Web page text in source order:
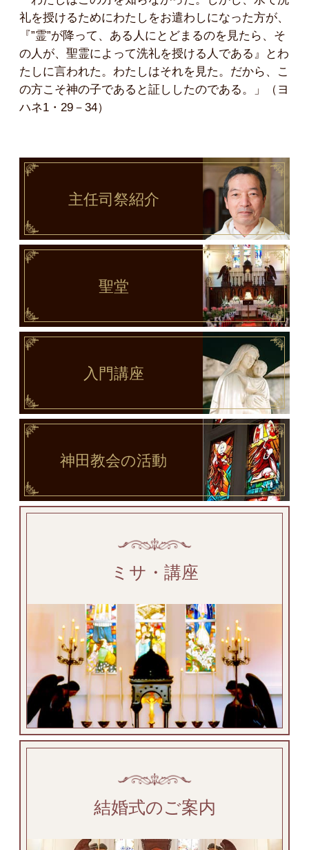
礼を授けるためにわたしをお遣わしになった方が、
『”霊”が降って、ある人にとどまるのを見たら、そ
の人が、聖霊によって洗礼を授ける人である』とわ
たしに言われた。わたしはそれを見た。だから、こ
の方こそ神の子であると証ししたのである。」（ヨ
ハネ1・29－34）
主任司祭紹介
聖堂
入門講座
神田教会の活動
ミサ・講座
結婚式のご案内